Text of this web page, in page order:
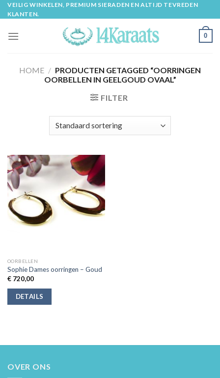
Skip
to
VEILIG WINKELEN, PREMIUM SIERADEN EN ALTIJD TEVREDEN
KLANTEN.
0
HOME / PRODUCTEN GETAGGED “OORRINGEN
OORBELLEN IN GEELGOUD OVAAL”
FILTER
OORBELLEN
Sophie Dames oorringen – Goud
€720,00
DETAILS
OVER ONS